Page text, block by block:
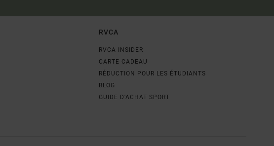
RVCA
RVCA INSIDER
CARTE CADEAU
RÉDUCTION POUR LES ÉTUDIANTS
BLOG
GUIDE D'ACHAT SPORT